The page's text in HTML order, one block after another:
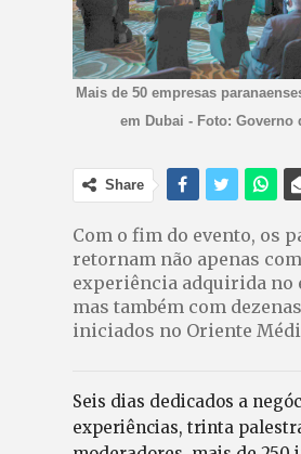
Mais de 50 empresas
em Dubai - Foto: Governo
Share
Com o fim do evento, os
retornam não apenas
experiência adquirida no
mas também com
iniciados no Oriente
Seis dias dedicados a
experiências, trinta